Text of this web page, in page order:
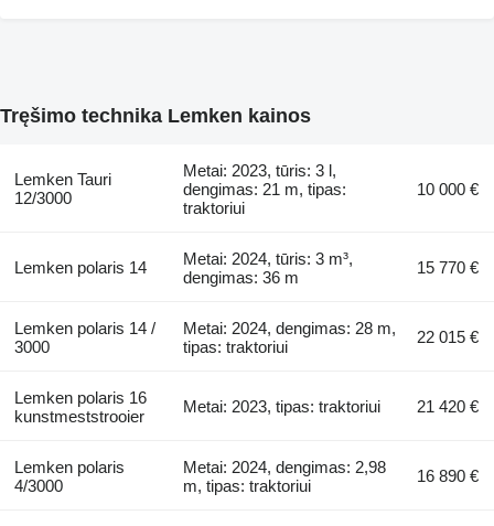
Tręšimo technika Lemken kainos
Lemken Tauri
12/3000
Metai: 2023, tūris: 3 l,
dengimas: 21 m, tipas:
traktoriui
10 000 €
Lemken polaris 14
Metai: 2024, tūris: 3 m³,
dengimas: 36 m
15 770 €
Lemken polaris 14 /
3000
Metai: 2024, dengimas: 28 m,
tipas: traktoriui
22 015 €
Lemken polaris 16
kunstmeststrooier
Metai: 2023, tipas: traktoriui 21 420 €
Lemken polaris
4/3000
Metai: 2024, dengimas: 2,98
m, tipas: traktoriui
16 890 €